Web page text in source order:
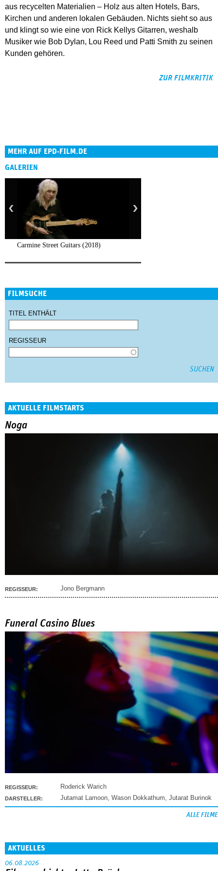
aus recycelten Materialien – Holz aus alten Hotels, Bars,
Kirchen und anderen lokalen Gebäuden. Nichts sieht so aus
und klingt so wie eine von Rick Kellys Gitarren, weshalb
Musiker wie Bob Dylan, Lou Reed und Patti Smith zu seinen
Kunden gehören.
ZUR FILMKRITIK
MEHR AUF EPD-FILM.DE
GALERIEN
Carmine Street Guitars (2018)
FILMSUCHE
TITEL ENTHÄLT
REGISSEUR
AKTUELLE FILMSTARTS
Noga
REGISSEUR: Jono Bergmann
Funeral Casino Blues
REGISSEUR: Roderick Warich
DARSTELLER: Jutamat Lamoon, Wason Dokkathum, Jutarat Burinok
ALLE FILME
AKTUELLES
06.08.2026